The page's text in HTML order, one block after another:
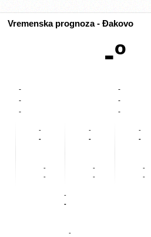
Vremenska prognoza - Đakovo
-º
-
-
-
-
-
-
-
-
-
-
-
-
-
-
-
-
-
-
-
-
-